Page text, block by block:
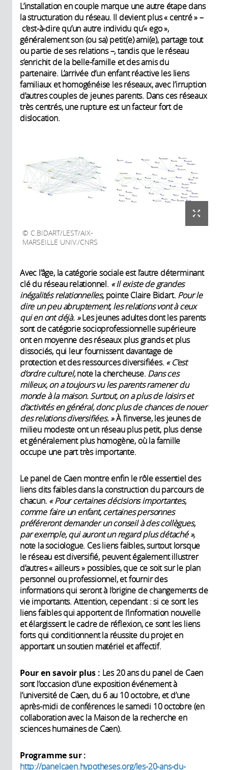
L’installation en couple marque une autre étape dans
la structuration du réseau. Il devient plus « centré » –
c’est-à-dire qu’un autre individu qu’« ego »,
généralement son (ou sa) petit(e) ami(e), partage tout
ou partie de ses relations –, tandis que le réseau
s’enrichit de la belle-famille et des amis du
partenaire. L’arrivée d’un enfant réactive les liens
familiaux et homogénéise les réseaux, avec l’irruption
d’autres couples de jeunes parents. Dans ces réseaux
très centrés, une rupture est un facteur fort de
dislocation.
C.BIDART/LEST/AIX-
MARSEILLE UNIV./CNRS
Avec l’âge, la catégorie sociale est l’autre déterminant
clé du réseau relationnel. « Il existe de grandes
inégalités relationnelles,pointe Claire Bidart. Pour le
dire un peu abruptement, les relations vont à ceux
qui en ont déjà. »Les jeunes adultes dont les parents
sont de catégorie socioprofessionnelle supérieure
ont en moyenne des réseaux plus grands et plus
dissociés, qui leur fournissent davantage de
protection et des ressources diversifiées. « C’est
d’ordre culturel,note la chercheuse. Dans ces
milieux, on a toujours vu les parents ramener du
monde à la maison. Surtout, on a plus de loisirs et
d’activités en général, donc plus de chances de nouer
des relations diversifiées. »À l’inverse, les jeunes de
milieu modeste ont un réseau plus petit, plus dense
et généralement plus homogène, où la famille
occupe une part très importante.
Le panel de Caen montre enfin le rôle essentiel des
liens dits faibles dans la construction du parcours de
chacun. « Pour certaines décisions importantes,
comme faire un enfant, certaines personnes
préféreront demander un conseil à des collègues,
par exemple, qui auront un regard plus détaché »,
note la sociologue. Ces liens faibles, surtout lorsque
le réseau est diversifié, peuvent également illustrer
d’autres « ailleurs » possibles, que ce soit sur le plan
personnel ou professionnel, et fournir des
informations qui seront à l’origine de changements de
vie importants. Attention, cependant : si ce sont les
liens faibles qui apportent de l’information nouvelle
et élargissent le cadre de réflexion, ce sont les liens
forts qui conditionnent la réussite du projet en
apportant un soutien matériel et affectif.
Pour en savoir plus : Les 20 ans du panel de Caen
sont l’occasion d’une exposition événement à
l’université de Caen, du 6 au 10 octobre, et d’une
après-midi de conférences le samedi 10 octobre (en
collaboration avec la Maison de la recherche en
sciences humaines de Caen).
Programme sur :
http://panelcaen.hypotheses.org/les-20-ans-du-